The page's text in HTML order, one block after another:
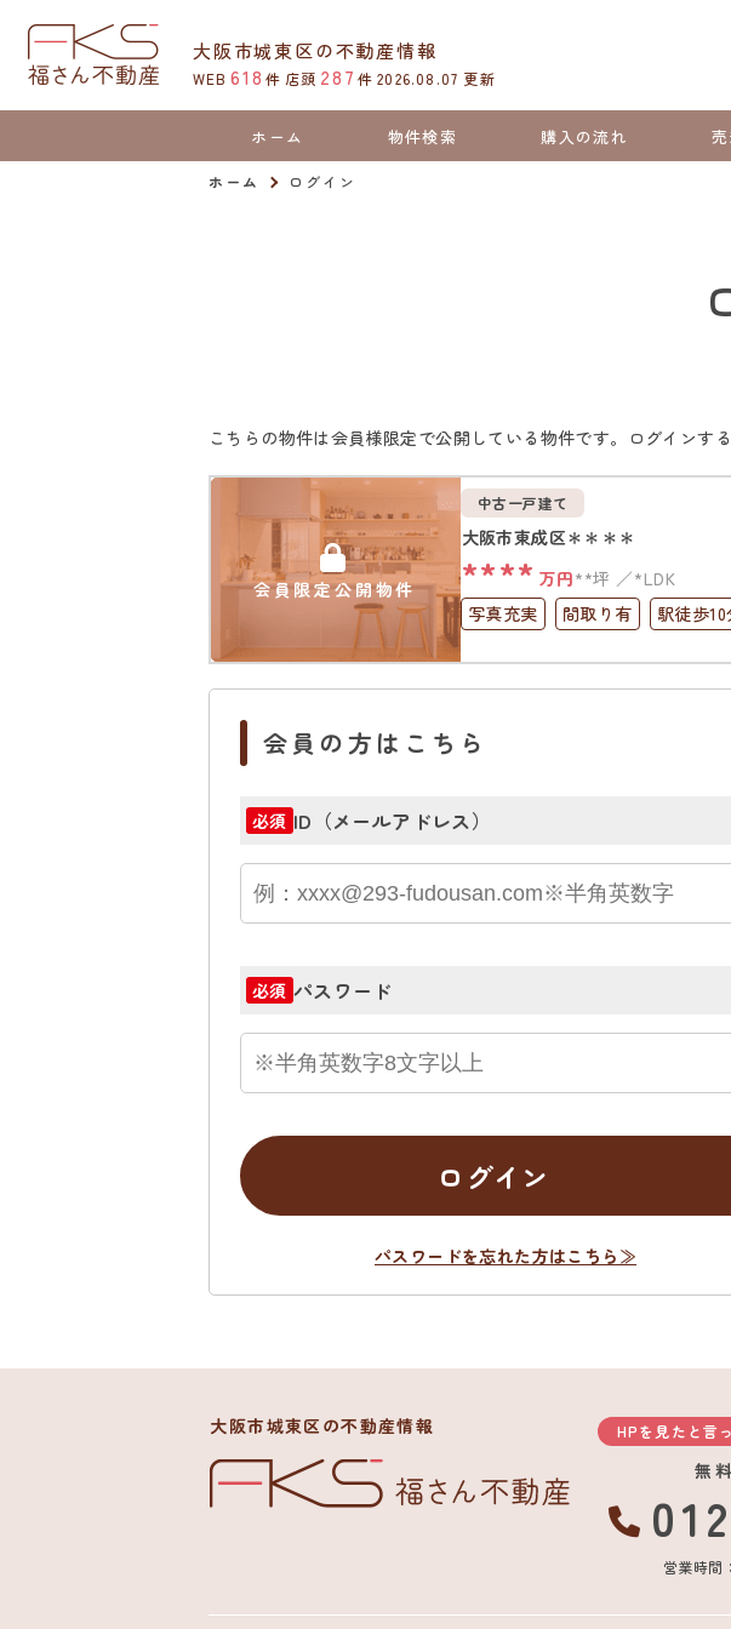
大阪市城東区の不動産情報
WEB 618 件 店頭 287 件 2026.08.07 更新
ホーム 物件検索 購入の流れ
ホーム ログイン
こちらの物件は会員様限定で公開している物件です。ログインす
会員限定公開物件
中古一戸建て
大阪市東成区＊＊＊＊
**** 万円**坪
*LDK
写真充実
間取り有 駅徒歩
駐車場１台無料
上下水道完備
会員の方はこちら
必須 ID（メールアドレス）
必須 パスワード
ログイン
パスワードを忘れた方はこちら≫
大阪市城東区の不動産情報 HPを見たと言
無
営業時間